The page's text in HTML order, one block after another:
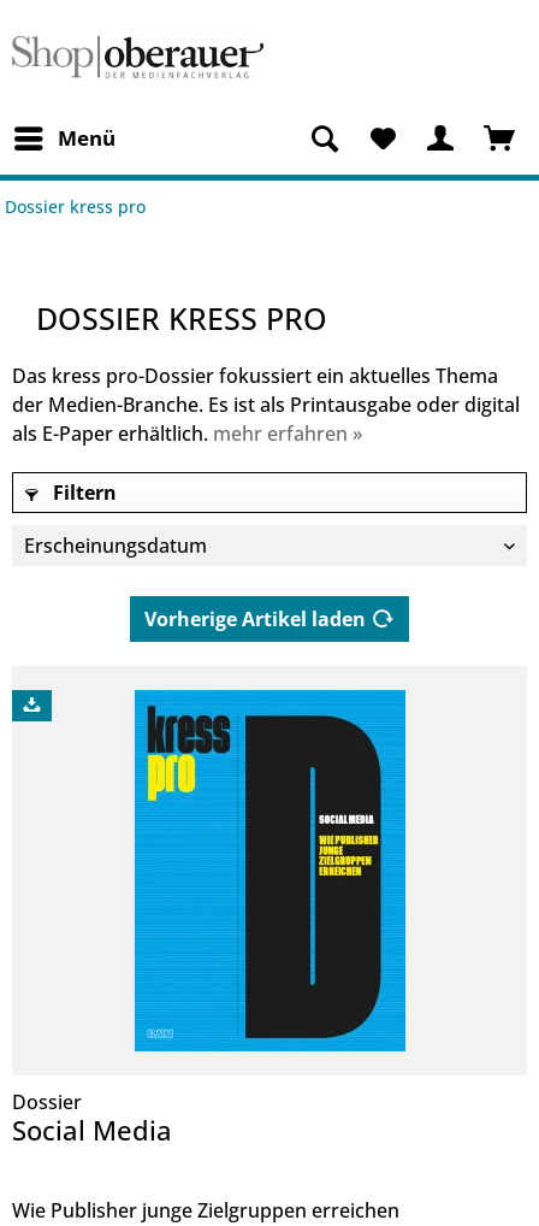
Menü
Dossier kress pro
DOSSIER KRESS PRO
Das kress pro-Dossier fokussiert ein aktuelles Thema
der Medien-Branche. Es ist als Printausgabe oder digital
als E-Paper erhältlich. mehr erfahren »
Filtern
Vorherige Artikel laden
Dossier
Social Media
Wie Publisher junge Zielgruppen erreichen